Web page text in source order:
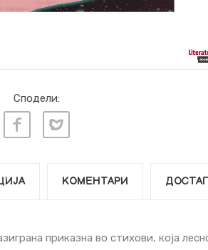
Сподели:
КОМЕНТАРИ
приказна во стихови, која